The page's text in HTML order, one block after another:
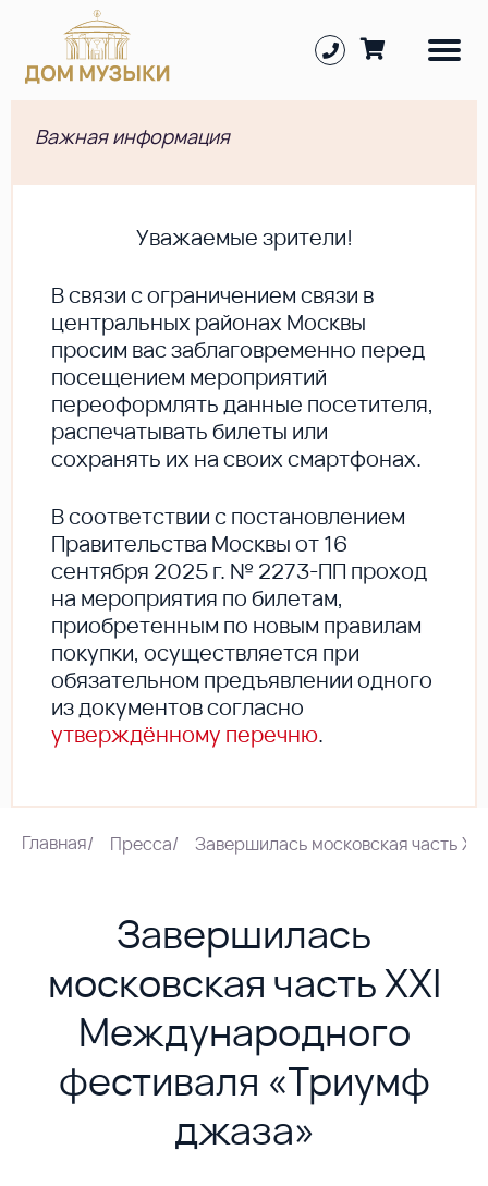
Важная информация
Уважаемые зрители!
В cвязи с ограничением связи в
центральных районах Москвы
просим вас заблаговременно перед
посещением мероприятий
переоформлять данные посетителя,
распечатывать билеты или
сохранять их на своих смартфонах.
В соответствии с постановлением
Правительства Москвы от 16
сентября 2025 г. № 2273-ПП проход
на мероприятия по билетам,
приобретенным по новым правилам
покупки, осуществляется при
обязательном предъявлении одного
из документов согласно
утверждённому перечню.
Главная/ Пресса/ Завершилась московская часть
Завершилась
московская часть XXI
Международного
фестиваля «Триумф
джаза»